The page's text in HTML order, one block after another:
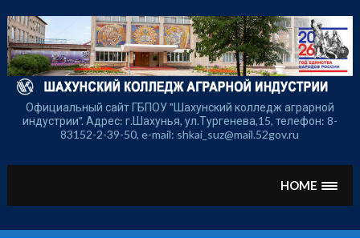
к
содержимому
Официальный сайт ГБПОУ "Шахунский колледж аграрной
индустрии". Адрес: г.Шахунья, ул.Тургенева,15, телефон: 8-
83152-2-39-50, e-mail: shkai_suz@mail.52gov.ru
HOME